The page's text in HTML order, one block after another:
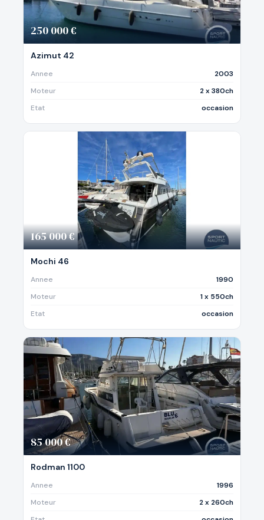
250 000 €
Azimut 42
Annee
2003
Moteur
2 x 380ch
Etat
occasion
165 000 €
Mochi 46
Annee
1990
Moteur
1 x 550ch
Etat
occasion
85 000 €
Rodman 1100
Annee
1996
Moteur
2 x 260ch